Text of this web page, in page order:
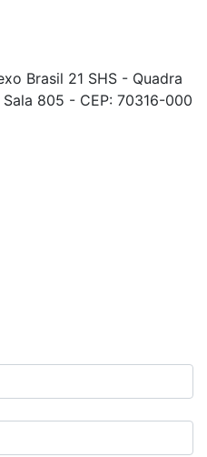
Brasil 21 SHS - Quadra
805 - CEP: 70316-000